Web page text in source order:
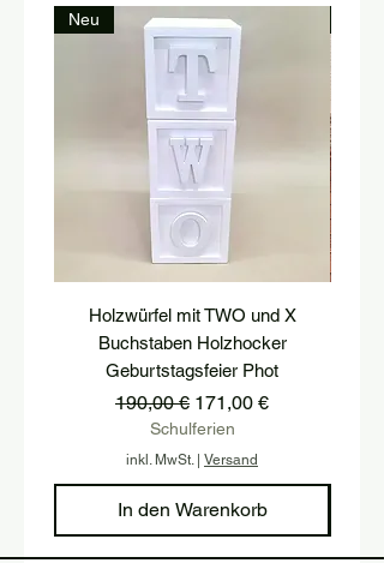
Neu
Holzwürfel mit TWO und X
Buchstaben Holzhocker
Geburtstagsfeier Phot
Standardpreis
190,00 € Sale-Preis
171,00 €
Schulferien
inkl. MwSt. | Versand
In den Warenkorb